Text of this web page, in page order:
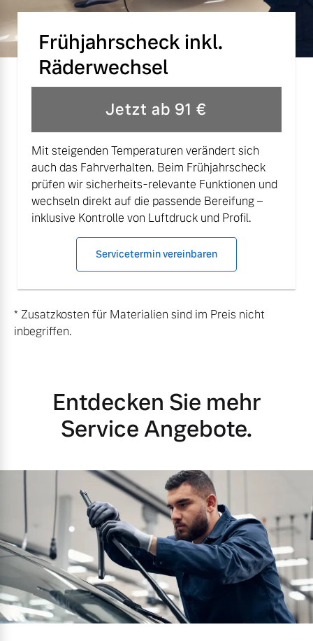
Mehr erfahren
Frühjahrscheck inkl.
Räderwechsel
Jetzt ab 91 €
Mit steigenden Temperaturen verändert sich
auch das Fahrverhalten. Beim Frühjahrscheck
prüfen wir sicherheits-relevante Funktionen und
wechseln direkt auf die passende Bereifung –
inklusive Kontrolle von Luftdruck und Profil.
Servicetermin vereinbaren
* Zusatzkosten für Materialien sind im Preis nicht
inbegriffen.
Entdecken Sie mehr
Service Angebote.